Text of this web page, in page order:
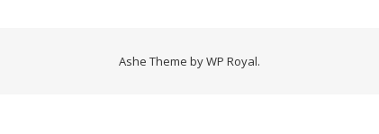
Ashe Theme byWP Royal.